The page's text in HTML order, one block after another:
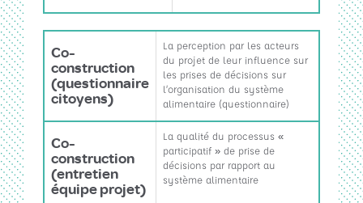
Co-
construction
(questionnaire
citoyens)
La perception par les acteurs
du projet de leur influence sur
les prises de décisions sur
l’organisation du système
alimentaire (questionnaire)
Co-
construction
(entretien
équipe projet)
La qualité du processus «
participatif » de prise de
décisions par rapport au
système alimentaire